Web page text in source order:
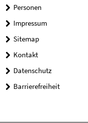
Personen
Impressum
Sitemap
Kontakt
Datenschutz
Barrierefreiheit